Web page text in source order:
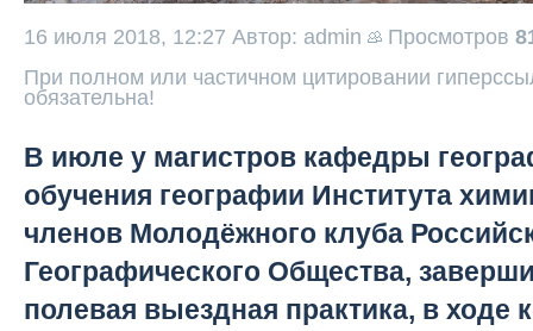
16 июля 2018, 12:27 Автор: admin Просмотров
При полном или частичном цитировании
обязательна!
В июле у магистров кафедры
обучения географии Института
членов Молодёжного клуба
Географического Общества,
полевая выездная практика, в ходе